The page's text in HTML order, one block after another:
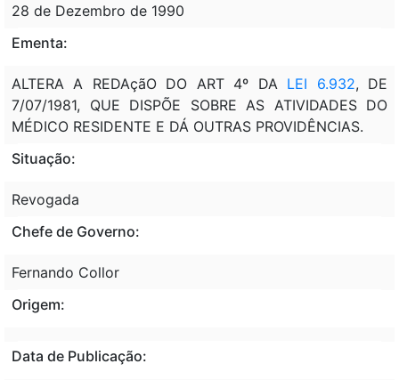
28 de Dezembro de 1990
Ementa:
ALTERA A REDAçãO DO ART 4º DA LEI 6.932, DE
7/07/1981, QUE DISPÕE SOBRE AS ATIVIDADES DO
MÉDICO RESIDENTE E DÁ OUTRAS PROVIDÊNCIAS.
Situação:
Revogada
Chefe de Governo:
Fernando Collor
Origem:
Data de Publicação: